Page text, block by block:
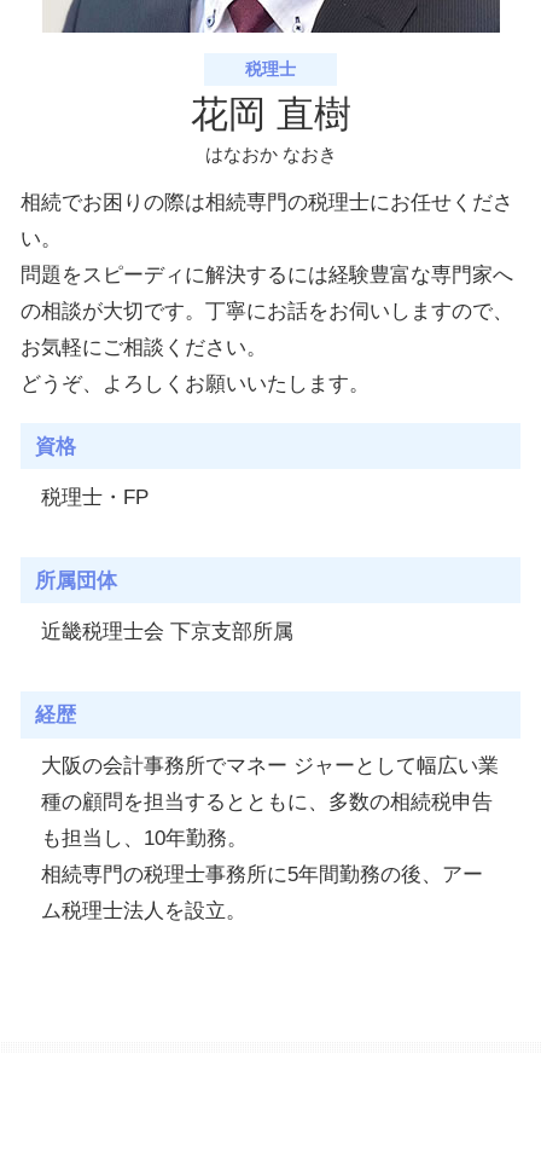
税理士
花岡 直樹
はなおか なおき
相続でお困りの際は相続専門の税理士にお任せくださ
い。
問題をスピーディに解決するには経験豊富な専門家へ
の相談が大切です。丁寧にお話をお伺いしますので、
お気軽にご相談ください。
どうぞ、よろしくお願いいたします。
資格
税理士・FP
所属団体
近畿税理士会 下京支部所属
経歴
大阪の会計事務所でマネー ジャーとして幅広い業
種の顧問を担当するとともに、多数の相続税申告
も担当し、10年勤務。
相続専門の税理士事務所に5年間勤務の後、アー
ム税理士法人を設立。